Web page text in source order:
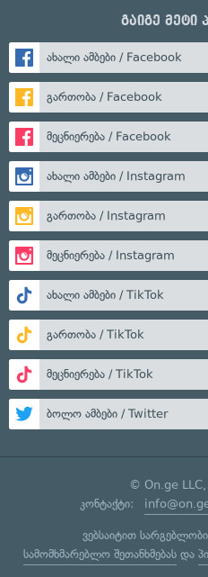
გაიგე მეტი
ახალი ამბები / Facebook
გართობა / Facebook
მეცნიერება / Facebook
ახალი ამბები / Instagram
გართობა / Instagram
მეცნიერება / Instagram
ახალი ამბები / TikTok
გართობა / TikTok
მეცნიერება / TikTok
ბოლო ამბები / Twitter
© On.ge
კონტაქტი:
ვებსაიტით
სამომხმარებლო შეთანხმებასდა